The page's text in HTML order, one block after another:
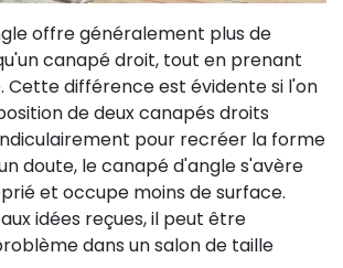
offre généralement plus de
canapé droit, tout en prenant
Cette différence est évidente si l'on
de deux canapés droits
pour recréer la forme
doute, le canapé d'angle s'avère
et occupe moins de surface.
idées reçues, il peut être
dans un salon de taille